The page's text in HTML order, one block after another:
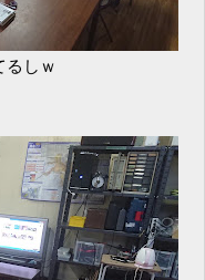
るしｗ